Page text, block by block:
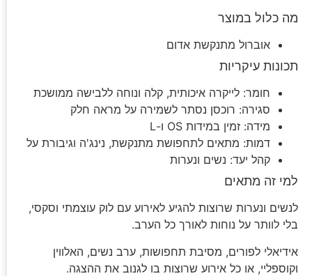
מה כלול במוצר
אוברול מתנקשת אדום
תכונות עיקריות
חומר: לייקרה איכותית, קלה ונוחה ללבישה ממושכת
סגירה: רוכסן נסתר לשמירה על מראה חלק
מידה: זמין במידות OS ו-L
דמות: מתאים לתחפושת מתנקשת, נינג'ה וגיבורת על
קהל יעד: נשים ונערות
למי זה מתאים
לנשים ונערות שרוצות להגיע לאירוע עם לוק עוצמתי וסקסי,
בלי לוותר על נוחות לאורך כל הערב.
אידיאלי לפורים, מסיבת תחפושות, ערב נשים, האלווין
וקוספליי, או כל אירוע שרוצות בו לגנוב את ההצגה.